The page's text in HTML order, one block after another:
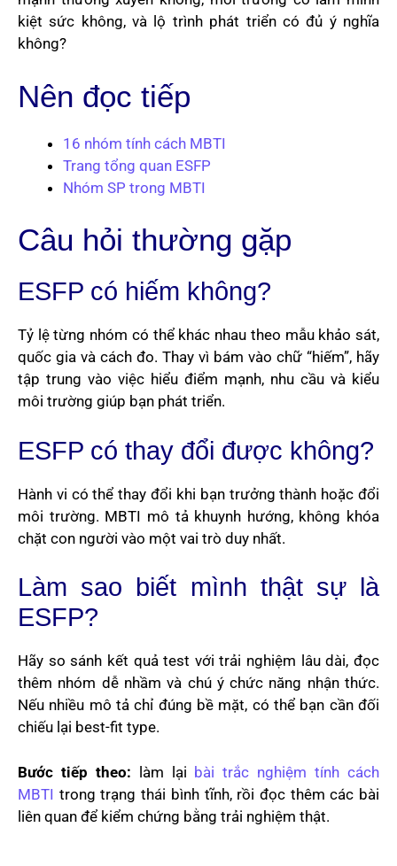
kiệt sức không, và lộ trình phát triển có đủ ý nghĩa
không?
Nên đọc tiếp
16 nhóm tính cách MBTI
Trang tổng quan ESFP
Nhóm SP trong MBTI
Câu hỏi thường gặp
ESFP có hiếm không?
Tỷ lệ từng nhóm có thể khác nhau theo mẫu khảo sát,
quốc gia và cách đo. Thay vì bám vào chữ “hiếm”, hãy
tập trung vào việc hiểu điểm mạnh, nhu cầu và kiểu
môi trường giúp bạn phát triển.
ESFP có thay đổi được không?
Hành vi có thể thay đổi khi bạn trưởng thành hoặc đổi
môi trường. MBTI mô tả khuynh hướng, không khóa
chặt con người vào một vai trò duy nhất.
Làm sao biết mình thật sự là
ESFP?
Hãy so sánh kết quả test với trải nghiệm lâu dài, đọc
thêm nhóm dễ nhầm và chú ý chức năng nhận thức.
Nếu nhiều mô tả chỉ đúng bề mặt, có thể bạn cần đối
chiếu lại best-fit type.
Bước tiếp theo: làm lại bài trắc nghiệm tính cách
MBTI trong trạng thái bình tĩnh, rồi đọc thêm các bài
liên quan để kiểm chứng bằng trải nghiệm thật.